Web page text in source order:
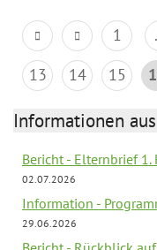
1
13
14 15
Informationen
Bericht - Elternbrief
02.07.2026
Information -
29.06.2026